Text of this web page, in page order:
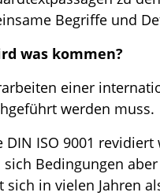
Begriffe und
was kommen?
einer
werden muss.
DIN ISO 9001
Bedingungen
sich in vielen Jahren